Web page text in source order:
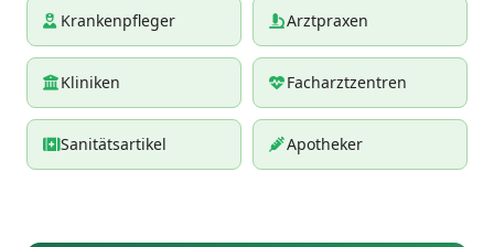
Krankenpfleger Arztpraxen
Kliniken Facharztzentren
Sanitätsartikel Apotheker